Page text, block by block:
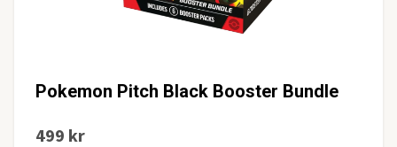
Pokemon Pitch Black Booster Bundle
499 kr